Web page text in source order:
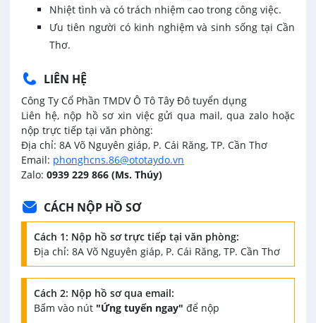
Nhiệt tình và có trách nhiệm cao trong công việc.
Ưu tiên người có kinh nghiệm và sinh sống tại Cần
Thơ.
LIÊN HỆ
Công Ty Cổ Phần TMDV Ô Tô Tây Đô tuyển dụng
Liên hệ, nộp hồ sơ xin việc gửi qua mail, qua zalo hoặc
nộp trực tiếp tại văn phòng:
Địa chỉ: 8A Võ Nguyên giáp, P. Cái Răng, TP. Cần Thơ
Email: phonghcns.86@ototaydo.vn
Zalo: 0939 229 866 (Ms. Thúy)
CÁCH NỘP HỒ SƠ
Cách 1: Nộp hồ sơ trực tiếp tại văn phòng:
Địa chỉ: 8A Võ Nguyên giáp, P. Cái Răng, TP. Cần Thơ
Cách 2: Nộp hồ sơ qua email:
Bấm vào nút "Ứng tuyển ngay" để nộp